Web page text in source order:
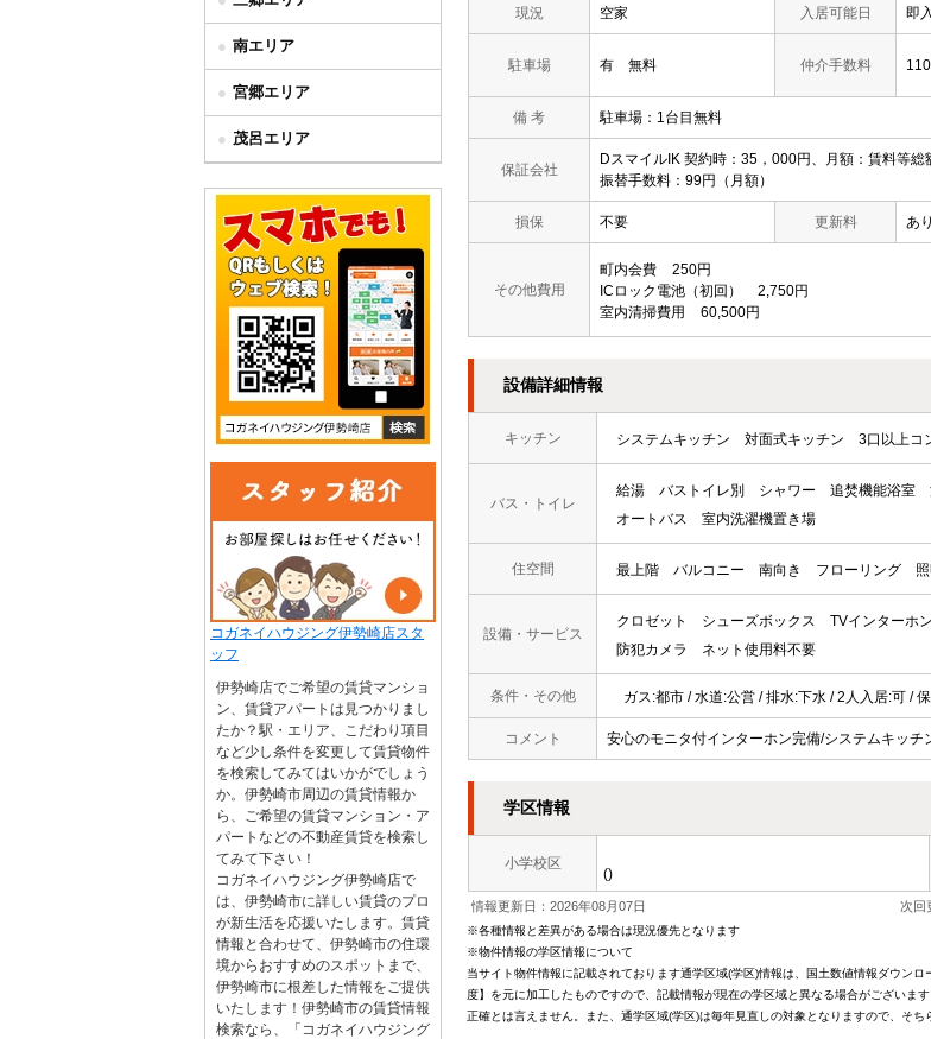
現況 空家 入居可能日 即
駐車場 有 無料 仲介手数料
備 考 駐車場：1台目無料
保証会社
DスマイルIK 契約時：35，000円、月額：賃料等
振替手数料：99円（月額）
損保 不要 更新料 あ
その他費用
町内会費
250円
ICロック電池（初回）
2,750円
室内清掃費用
60,500円
設備詳細情報
キッチン システムキッチン 対面式キッチン 3口以上コ
バス・トイレ
給湯 バストイレ別 シャワー 追焚機能浴室
オートバス
室内洗濯機置き場
住空間 最上階 バルコニー 南向き フローリング
設備・サービス
クロゼット シューズボックス TVインターホン
防犯カメラ
ネット使用料不要
条件・その他 ガス:都市 / 水道:公営 / 排水:下水 / 2人入居:可 /
コメント 安心のモニタ付インターホン完備/システムキッ
学区情報
小学校区
()
情報更新日：2026年08月07日 次回
※各種情報と差異がある場合は現況優先となります
※物件情報の学区情報について
当サイト物件情報に記載されております通学区域(学区)情報は、国土数値情報ダウン
度】を元に加工したものですので、記載情報が現在の学区域と異なる場合がございま
正確とは言えません。また、通学区域(学区)は毎年見直しの対象となりますので、そち
南エリア
宮郷エリア
茂呂エリア
コガネイハウジング伊勢崎店スタ
ッフ
伊勢崎店でご希望の賃貸マンショ
ン、賃貸アパートは見つかりまし
たか？駅・エリア、こだわり項目
など少し条件を変更して賃貸物件
を検索してみてはいかがでしょう
か。伊勢崎市周辺の賃貸情報か
ら、ご希望の賃貸マンション・ア
パートなどの不動産賃貸を検索し
てみて下さい！
コガネイハウジング伊勢崎店で
は、伊勢崎市に詳しい賃貸のプロ
が新生活を応援いたします。賃貸
情報と合わせて、伊勢崎市の住環
境からおすすめのスポットまで、
伊勢崎市に根差した情報をご提供
いたします！伊勢崎市の賃貸情報
検索なら、「コガネイハウジング